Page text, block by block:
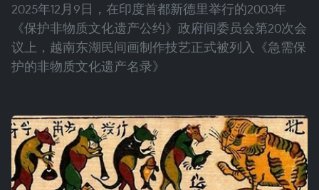
2025年12月9日，在印度首都新德里举行的2003年
《保护非物质文化遗产公约》政府间委员会第20次会
议上，越南东湖民间画制作技艺正式被列入《急需保
护的非物质文化遗产名录》